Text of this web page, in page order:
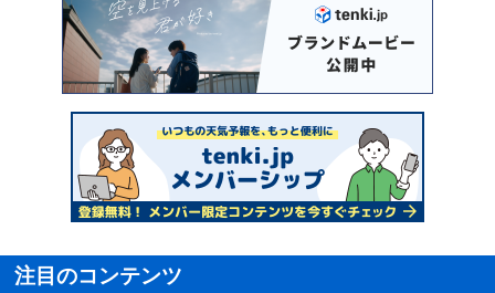
注目のコンテンツ